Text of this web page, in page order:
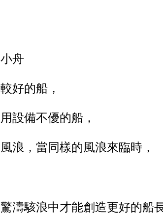
舟
好的船，
設備不優的船，
風浪，當同樣的風浪來臨時，
濤駭浪中才能創造更好的船